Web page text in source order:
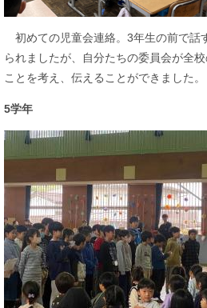
初めての児童会連絡。3年生の前で話
られましたが、自分たちの委員会が全
ことを考え、伝えることができました。
5学年